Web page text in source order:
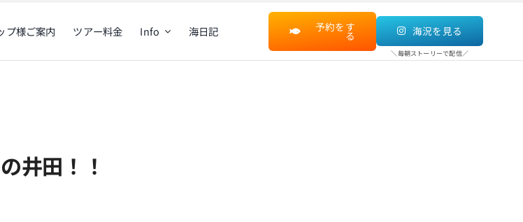
プ様ご案内 ツアー料金 Info 海日記 予約をす
る 海況を見る
＼毎朝ストーリーで配信／
井田！！